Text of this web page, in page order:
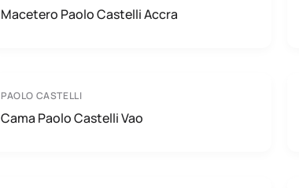
Macetero Paolo Castelli Accra
PAOLO CASTELLI
Cama Paolo Castelli Vao